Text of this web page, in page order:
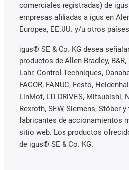
comerciales registradas) de igus
empresas afiliadas a igus en
Europea, EE.UU. y/u otros
igus® SE & Co. KG desea
productos de Allen Bradley,
Lahr, Control Techniques,
FAGOR, FANUC, Festo,
LinMot, LTi DRiVES, Mitsubishi,
Rexroth, SEW, Siemens, Stöber
fabricantes de accionamientos
sitio web. Los productos
de igus® SE & Co. KG.